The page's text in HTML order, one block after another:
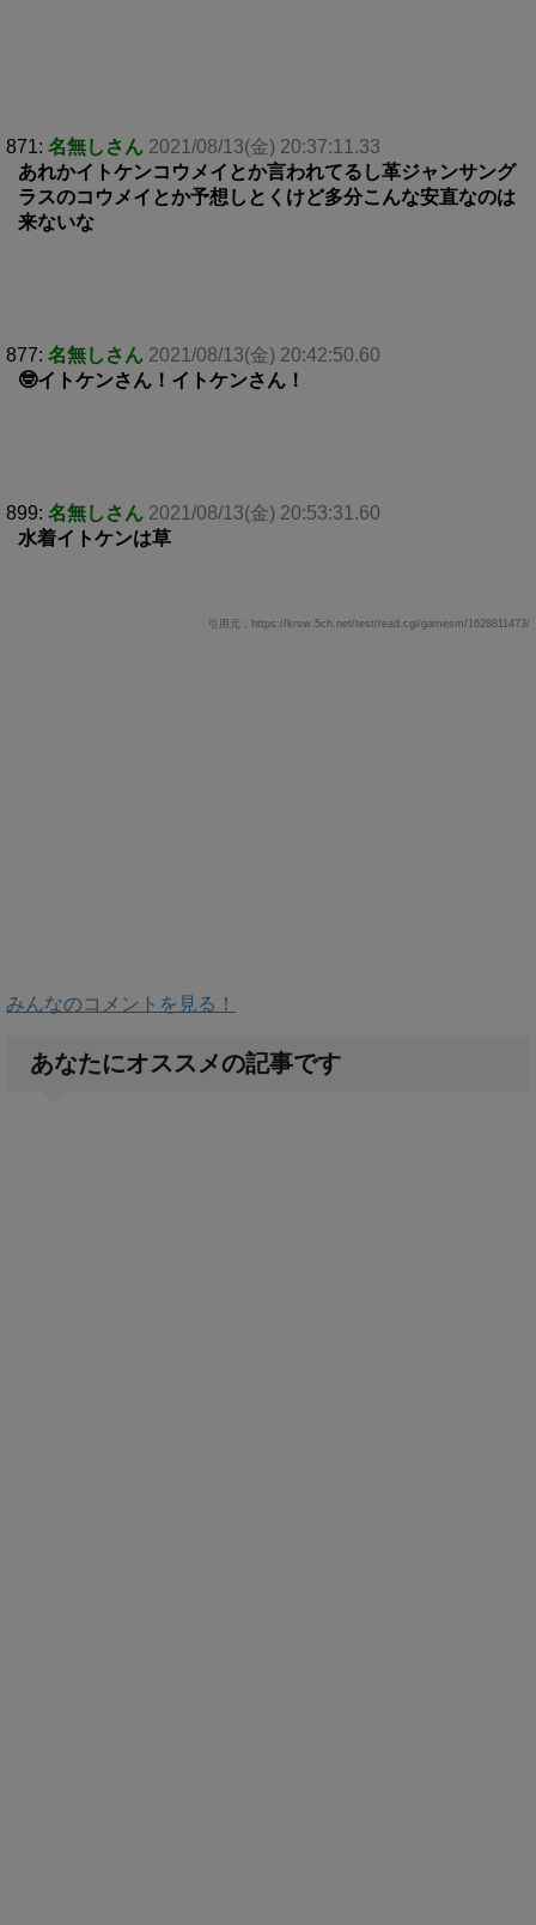
871: 名無しさん 2021/08/13(金) 20:37:11.33
あれかイトケンコウメイとか言われてるし革ジャンサング
ラスのコウメイとか予想しとくけど多分こんな安直なのは
来ないな
877: 名無しさん 2021/08/13(金) 20:42:50.60
🤓イトケンさん！イトケンさん！
899: 名無しさん 2021/08/13(金) 20:53:31.60
水着イトケンは草
引用元：https://krsw.5ch.net/test/read.cgi/gamesm/1628811473/
みんなのコメントを見る！
あなたにオススメの記事です